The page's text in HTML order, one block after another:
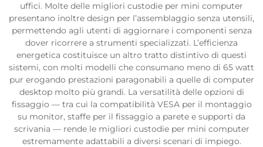
uffici. Molte delle migliori custodie per mini computer
presentano inoltre design per l’assemblaggio senza utensili,
permettendo agli utenti di aggiornare i componenti senza
dover ricorrere a strumenti specializzati. L’efficienza
energetica costituisce un altro tratto distintivo di questi
sistemi, con molti modelli che consumano meno di 65 watt
pur erogando prestazioni paragonabili a quelle di computer
desktop molto più grandi. La versatilità delle opzioni di
fissaggio — tra cui la compatibilità VESA per il montaggio
su monitor, staffe per il fissaggio a parete e supporti da
scrivania — rende le migliori custodie per mini computer
estremamente adattabili a diversi scenari di impiego.